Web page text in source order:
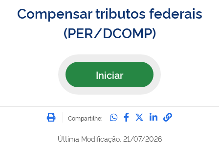
Compensar tributos federais
(PER/DCOMP)
Iniciar
Imprimir
Compartilhe: Compartilhe no
Compartilhe no
Compartilhe no
Compartilhe
Última Modificação: 21/07/2026